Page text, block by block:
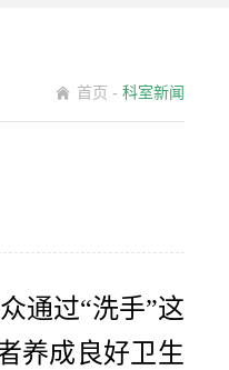
首页 - 科室新闻
通过“洗手”这
养成良好卫生